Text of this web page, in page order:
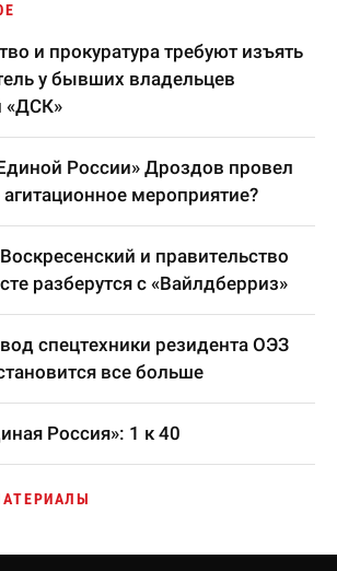
и прокуратура требуют изъять
у бывших владельцев
«ДСК»
России» Дроздов провел
мероприятие?
и правительство
разберутся с «Вайлдберриз»
спецтехники резидента ОЭЗ
все больше
Россия»: 1 к 40